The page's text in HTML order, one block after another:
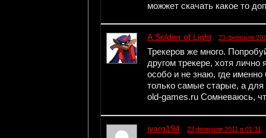
можжет скачать какое то
A.Soldier of Light 23 февраля
Трекеров же много.
другом трекере, хотя лично
особо и не знаю, где
только самые старые, а для
old-games.ru Сомневаюсь,
ivarg194 23 февраля 2011 в 01:31